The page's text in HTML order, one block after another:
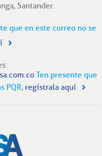
Santander.
que en este correo no se
Ten presente que
PQR, regístrala aquí